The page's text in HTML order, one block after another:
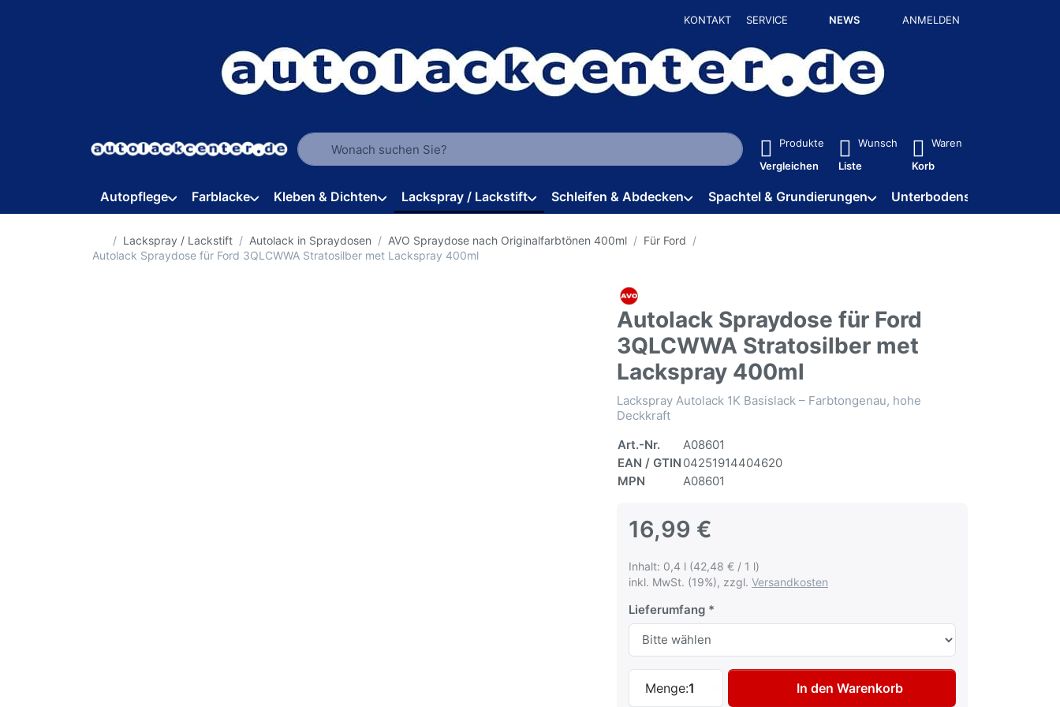
KONTAKT SERVICE NEWS ANMELDEN
Geben Sie einen Suchbegriff ein. Während Sie tippen, erscheinen automatisch erste Ergebnisse. Drücken Sie die Eingabetaste, um alle
Produkte
Vergleichen
Wunsch
Liste
Waren
Korb
Autopflege Farblacke Kleben & Dichten Lackspray / Lackstift Schleifen & Abdecken Spachtel & Grundierungen Unterbodenschutz / HV
Startseite
Lackspray / Lackstift Autolack in Spraydosen AVO Spraydose nach Originalfarbtönen 400ml
Für Ford
Autolack Spraydose für Ford 3QLCWWA Stratosilber met Lackspray 400ml
Autolack Spraydose für Ford
3QLCWWA Stratosilber met
Lackspray 400ml
Lackspray Autolack 1K Basislack – Farbtongenau, hohe
Deckkraft
Art.-Nr.
A08601
EAN / GTIN 04251914404620
MPN
A08601
16,99 €
Inhalt: 0,4 l (42,48 € / 1 l)
inkl. MwSt. (19%), zzgl. Versandkosten
Lieferumfang
Menge:1
Autolack Spraydose für Ford 3QLCWWA Stratosilber met
In den Warenkorb